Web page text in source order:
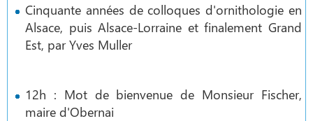
Cinquante années de colloques d'ornithologie en
Alsace, puis Alsace-Lorraine et finalement Grand
Est, par Yves Muller
12h : Mot de bienvenue de Monsieur Fischer,
maire d'Obernai